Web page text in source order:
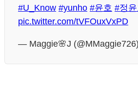
#U_Know #yunho #윤호 #정윤
pic.twitter.com/tVFOuxVxPD
— Maggie🌸J (@MMaggie726)